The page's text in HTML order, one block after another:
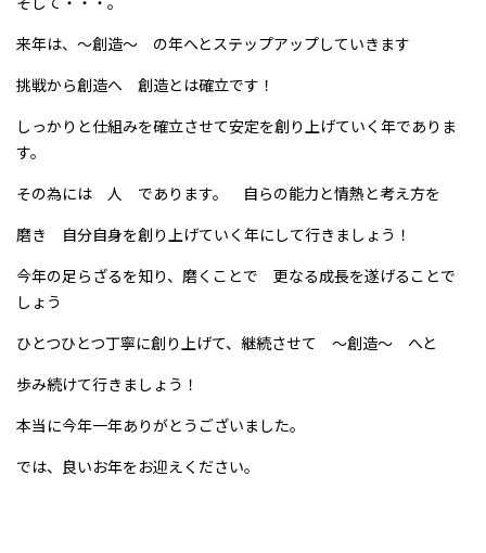
来年は、～創造～ の年へとステップアップしていきます
挑戦から創造へ 創造とは確立です！
しっかりと仕組みを確立させて安定を創り上げていく年でありま
す。
その為には 人 であります。 自らの能力と情熱と考え方を
磨き 自分自身を創り上げていく年にして行きましょう！
今年の足らざるを知り、磨くことで 更なる成長を遂げることで
しょう
ひとつひとつ丁寧に創り上げて、継続させて ～創造～ へと
歩み続けて行きましょう！
本当に今年一年ありがとうございました。
では、良いお年をお迎えください。